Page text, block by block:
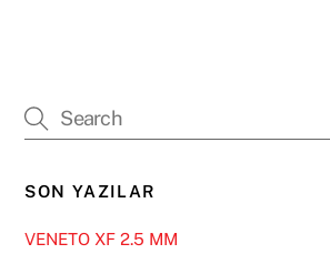
SON YAZILAR
VENETO XF 2.5 MM